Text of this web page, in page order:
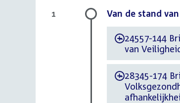
Van de stand
-24557-144
van
-28345-174
1